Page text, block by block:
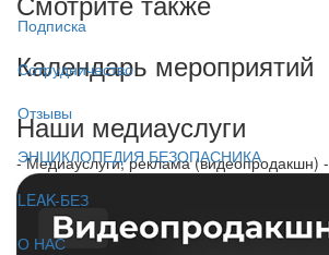
Подписка
Сотрудничество
Отзывы
ЭНЦИКЛОПЕДИЯ БЕЗОПАСНИКА
LEAK-БЕЗ
О НАС
Календарь мероприятий
Наши медиауслуги
- Медиауслуги, реклама (видеопродакшн) -